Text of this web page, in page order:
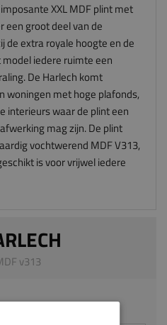
XXL MDF plint met
een groot deel van de
de extra royale hoogte en de
iedere ruimte een
De Harlech komt
woningen met hoge plafonds,
interieurs waar de plint een
mag zijn. De plint
vochtwerend MDF V313,
is voor vrijwel iedere
v313